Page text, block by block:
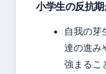
小学生の反抗
自我の芽
達の進み
強まるこ